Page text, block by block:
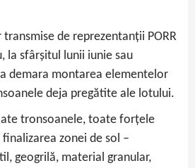
de reprezentanții PORR
la sfârșitul lunii iunie sau
demara montarea elementelor
deja pregătite ale lotului.
tronsoanele, toate forțele
zonei de sol –
geogrilă, material granular,